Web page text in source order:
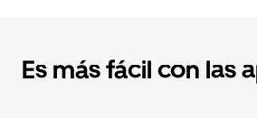
Es más fácil con las